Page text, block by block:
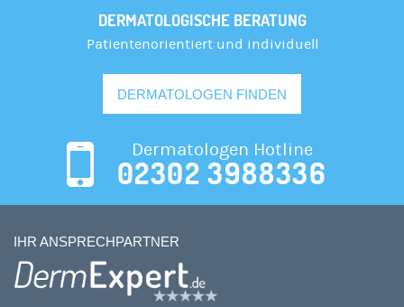
DERMATOLOGISCHE BERATUNG
Patientenorientiert und individuell
DERMATOLOGEN FINDEN
Dermatologen Hotline
02302 3988336
IHR ANSPRECHPARTNER